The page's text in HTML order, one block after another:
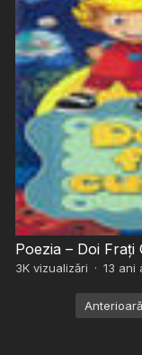
Poezia – Doi Frați
3Kvizualizări · 13 ani
Anterioară